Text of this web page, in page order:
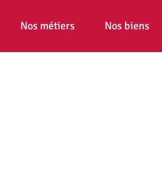
Nos métiers Nos biens